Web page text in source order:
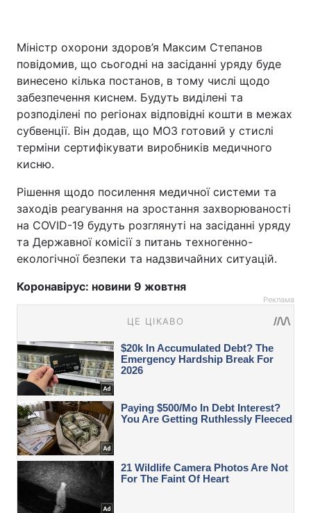
Міністр охорони здоров’я Максим Степанов
повідомив, що сьогодні на засіданні уряду буде
винесено кілька постанов, в тому числі щодо
забезпечення киснем. Будуть виділені та
розподілені по регіонах відповідні кошти в межах
субвенції. Він додав, що МОЗ готовий у стислі
терміни сертифікувати виробників медичного
кисню.
Рішення щодо посилення медичної системи та
заходів реагування на зростання захворюваності
на COVID-19 будуть розглянуті на засіданні уряду
та Державної комісії з питань техногенно-
екологічної безпеки та надзвичайних ситуацій.
Коронавірус: новини 9 жовтня
Реклама